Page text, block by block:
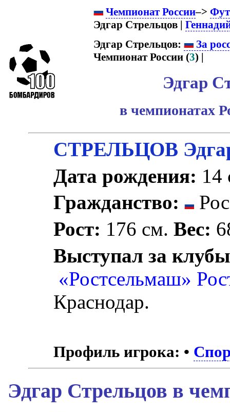
Чемпионат России–>
Эдгар Стрельцов |
Эдгар Стрельцов:
За
Чемпионат России (3) |
Эдгар
в чемпионатах
СТРЕЛЬЦОВ
Дата рождения: 14
Гражданство:
Рост: 176 см.Вес:
Выступал за
«Ростсельмаш»
Краснодар.
Профиль игрока: •
Эдгар Стрельцов в